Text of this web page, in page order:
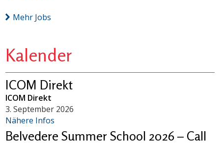
Mehr Jobs
Kalender
ICOM Direkt
ICOM Direkt
3. September 2026
Nähere Infos
Belvedere Summer School 2026 – Call